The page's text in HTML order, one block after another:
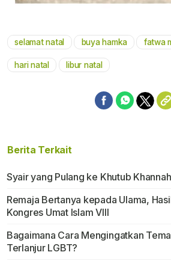
selamat natal buya hamka fatwa
hari natal libur natal
Berita Terkait
Syair yang Pulang ke Khutub Khannah
Remaja Bertanya kepada Ulama,
Kongres Umat Islam VIII
Bagaimana Cara Mengingatkan
Terlanjur LGBT?